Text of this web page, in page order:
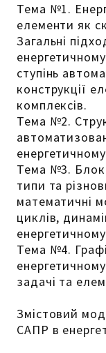
Тема №1.
елементи як
Загальні
ступінь
конструкції
комплексів.
Тема №2.
Тема №3. Блок
типи та
математичні
циклів,
Тема №4.
задачі та
Змістовий
САПР в